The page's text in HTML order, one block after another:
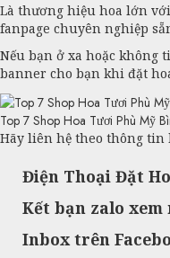
Là thương hiệu hoa lớn
fanpage chuyên nghiệp
Nếu bạn ở xa hoặc không
banner cho bạn khi đặt
Top 7 Shop Hoa Tươi Phù Mỹ
Hãy liên hệ theo thông tin
Điện Thoại Đặt
Kết bạn zalo xem
Inbox trên